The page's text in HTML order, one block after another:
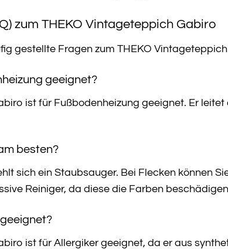
zum THEKO Vintageteppich Gabiro
gestellte Fragen zum THEKO
geeignet?
ist für Fußbodenheizung geeignet. Er
besten?
sich ein Staubsauger. Bei Flecken können
Reiniger, da diese die Farben
ist für Allergiker geeignet, da er aus